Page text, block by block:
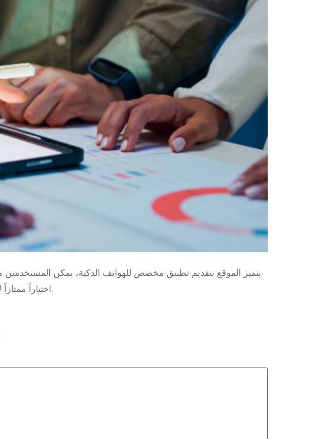
يتميز الموقع بتقديم تطبيق مخصص للهواتف الذكية، يمكن
يعتبر Melbet اختياراً ممتازاً لأولئك الذين يبحثون عن تجربة تداول شاملة وموثوقة في أسواق المال.